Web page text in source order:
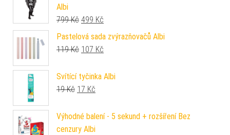
Albi
799Kč Původní cena byla: 799 Kč.
499 Kč
Pastelová sada zvýrazňovačů Albi
119Kč Původní cena byla: 119 Kč.
107 Kč
Svítící tyčinka Albi
19Kč Původní cena byla: 19 Kč.
17 Kč
Výhodné balení - 5 sekund + rozšíření Bez
cenzury Albi